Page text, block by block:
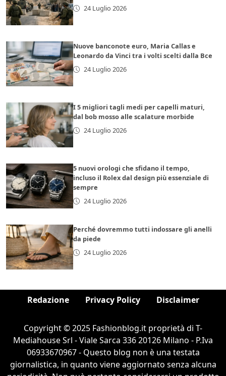
24 Luglio 2026
Nuove banconote euro, Maria Callas e
Leonardo da Vinci tra i volti scelti dalla Bce
24 Luglio 2026
I 5 migliori tagli medi per capelli maturi,
dal bob mosso alle scalature morbide
24 Luglio 2026
5 nuovi orologi che sfidano il tempo,
incluso il Rolex dal design più essenziale di
sempre
24 Luglio 2026
Perché dovremmo tutti indossare gli anelli
da piede
24 Luglio 2026
Redazione Privacy Policy Disclaimer
Copyright © 2025 Fashionblog.it proprietà di T-
Mediahouse Srl - Viale Sarca 336 20126 Milano - P.Iva
06933670967 - Questo blog non è una testata
giornalistica, in quanto viene aggiornato senza alcuna